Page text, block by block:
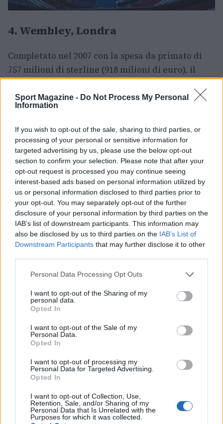
Sport Magazine - Do Not Process My Personal
Information
If you wish to opt-out of the sale, sharing to third parties, or
processing of your personal or sensitive information for
targeted advertising by us, please use the below opt-out
section to confirm your selection. Please note that after your
opt-out request is processed you may continue seeing
interest-based ads based on personal information utilized by
us or personal information disclosed to third parties prior to
your opt-out. You may separately opt-out of the further
disclosure of your personal information by third parties on the
IAB’s list of downstream participants. This information may
also be disclosed by us to third parties on the IAB’s List of
Downstream Participants that may further disclose it to other
Please note that this website/app uses one or more Google
not limited to your visit or usage behaviour. You may click to
grant or deny consent to Google and its third-party tags to
use your data for below specified purposes in below Google
consent section.
Personal Data Processing Opt Outs
I want to opt-out of the Sharing of my
personal data.
Opted In
I want to opt-out of the Sale of my
Personal Data.
Opted In
I want to opt-out of processing my
Personal Data for Targeted Advertising.
Opted In
I want to opt-out of Collection, Use,
Retention, Sale, and/or Sharing of my
Personal Data that Is Unrelated with the
Purposes for which it was collected.
4. Wembley, Londra
Completato nel 2007 con la spesa da primato di
757 milioni di sterline (918 milioni di euro), il
costruito dopo lo Yankee Stadium con 1,5
miliardi di dollari (1,1 miliardi di euro). Capace
di ospitare 90.000 spettatori, è teatro di concerti
ed eventi di rilievo internazionale. Il primo
concerto che si è tenuto al nuovo Wembley
Stadiumè stato quello di George Michael,
durante il suo 25 Live Tour il 9 e 10 giugno 2007.
Primo di una lunga serie, che vede artisti del
calibro di Madonna e Muse esibirsi al Wembley.
3. Allianz Arena, Monaco di Baviera